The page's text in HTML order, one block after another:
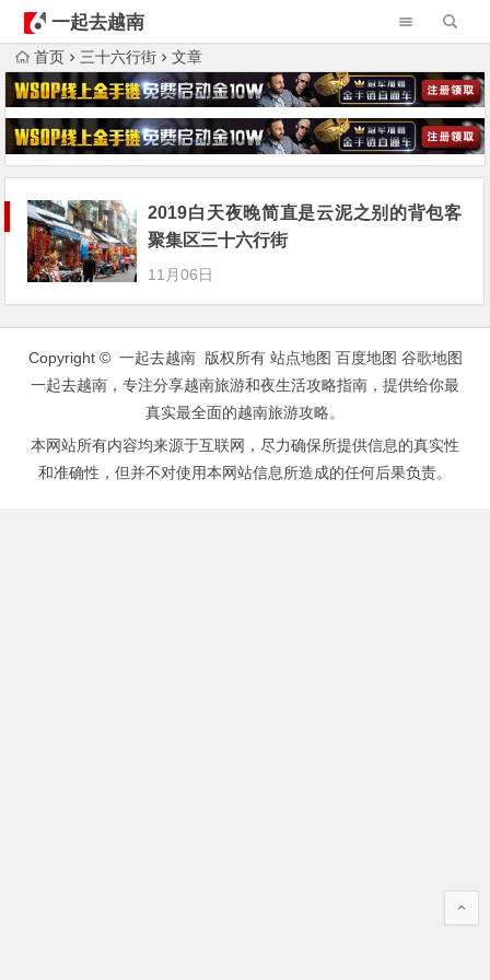
一起去越南
首页 三十六行街 文章
2019白天夜晚简直是云泥之别的背包客
聚集区三十六行街
11月06日
Copyright © 一起去越南 版权所有 站点地图 百度地图 谷歌地图
一起去越南，专注分享越南旅游和夜生活攻略指南，提供给你最
真实最全面的越南旅游攻略。
本网站所有内容均来源于互联网，尽力确保所提供信息的真实性
和准确性，但并不对使用本网站信息所造成的任何后果负责。